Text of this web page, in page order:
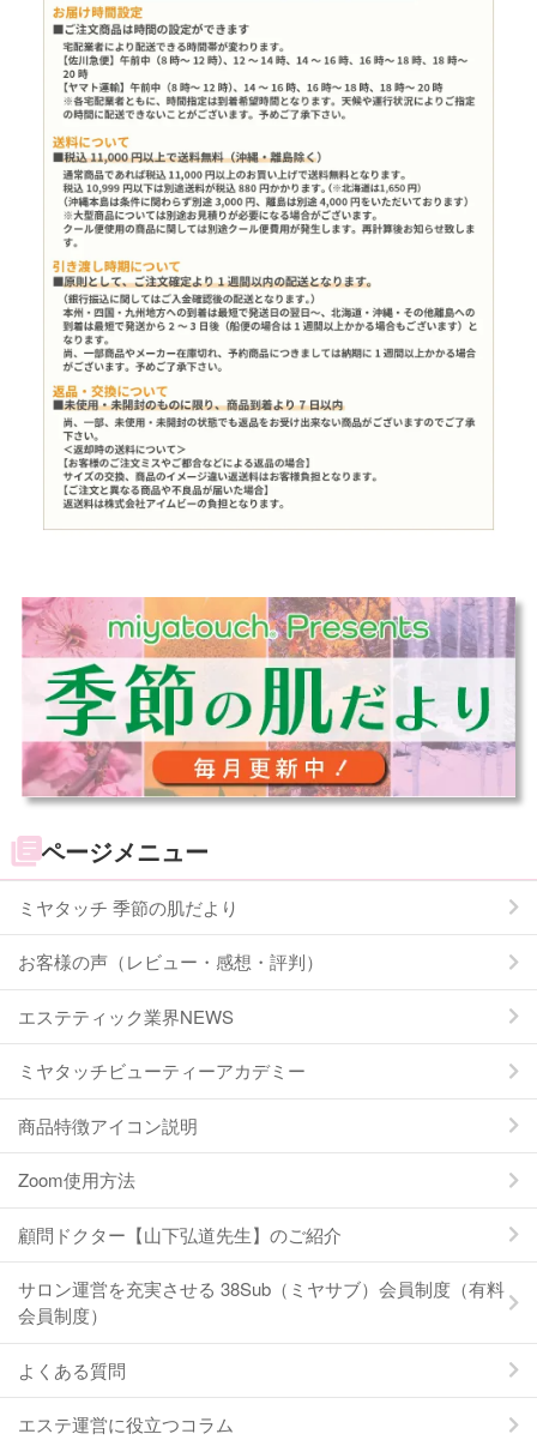
ページメニュー
ミヤタッチ 季節の肌だより
お客様の声（レビュー・感想・評判）
エステティック業界NEWS
ミヤタッチビューティーアカデミー
商品特徴アイコン説明
Zoom使用方法
顧問ドクター【山下弘道先生】のご紹介
サロン運営を充実させる 38Sub（ミヤサブ）会員制度（有料
会員制度）
よくある質問
エステ運営に役立つコラム